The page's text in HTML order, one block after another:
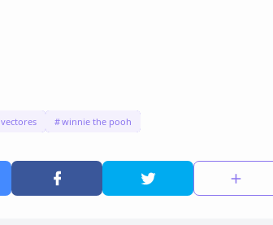
vectores winnie the pooh